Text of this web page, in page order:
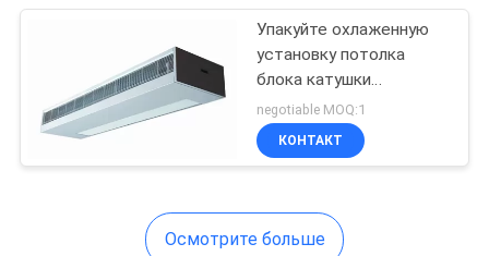
Упакуйте охлаженную
установку потолка
блока катушки
вентилятора воды
горизонтальную, котор
подвергли действию
negotiable MOQ:1
КОНТАКТ
Осмотрите больше